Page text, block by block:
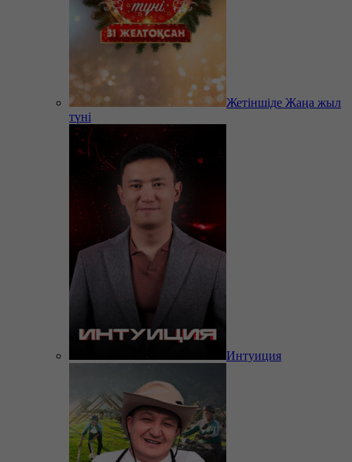
Жетіншіде Жаңа жыл
түні
Интуиция